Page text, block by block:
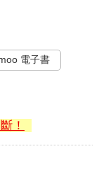
電子書
！